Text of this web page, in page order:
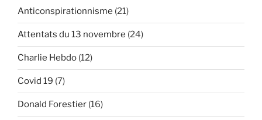
manipulation
médiatique
Anticonspirationnisme (21)
Attentats du 13 novembre (24)
Charlie Hebdo (12)
Covid 19 (7)
Donald Forestier (16)